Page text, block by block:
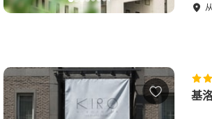
基